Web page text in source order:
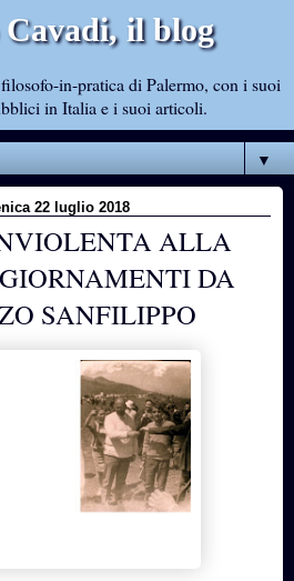
il blog
in-pratica di Palermo, con i suoi
in Italia e i suoi articoli.
▼
22 luglio 2018
ALLA
DA
SANFILIPPO